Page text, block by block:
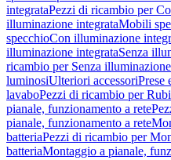
integrataPezzi di ricambio per
illuminazione integrataMobili
specchioCon illuminazione
illuminazione integrataSenza
ricambio per Senza
luminosiUlteriori accessoriPrese
lavaboPezzi di ricambio per
pianale, funzionamento a rete
pianale, funzionamento a rete
batteriaPezzi di ricambio per
batteriaMontaggio a pianale,